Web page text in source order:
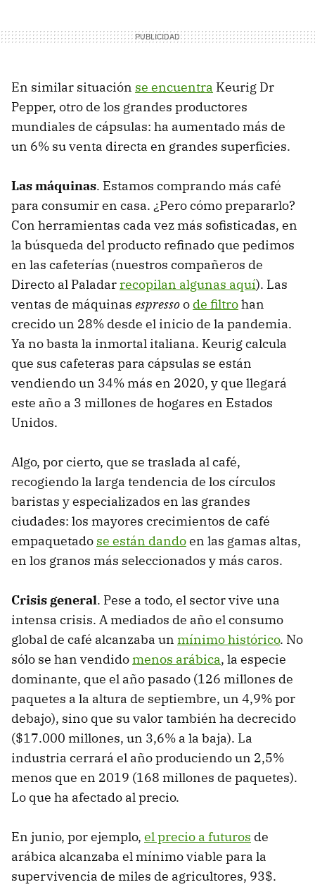
En similar situación se encuentra Keurig Dr
Pepper, otro de los grandes productores
mundiales de cápsulas: ha aumentado más de
un 6% su venta directa en grandes superficies.
Las máquinas. Estamos comprando más café
para consumir en casa. ¿Pero cómo prepararlo?
Con herramientas cada vez más sofisticadas, en
la búsqueda del producto refinado que pedimos
en las cafeterías (nuestros compañeros de
Directo al Paladarrecopilan algunas aquí). Las
ventas de máquinas espressoo de filtrohan
crecido un 28% desde el inicio de la pandemia.
Ya no basta la inmortal italiana. Keurig calcula
que sus cafeteras para cápsulas se están
vendiendo un 34% más en 2020, y que llegará
este año a 3 millones de hogares en Estados
Unidos.
Algo, por cierto, que se traslada al café,
recogiendo la larga tendencia de los círculos
baristas y especializados en las grandes
ciudades: los mayores crecimientos de café
empaquetado se están dandoen las gamas altas,
en los granos más seleccionados y más caros.
Crisis general. Pese a todo, el sector vive una
intensa crisis. A mediados de año el consumo
global de café alcanzaba un mínimo histórico. No
sólo se han vendidomenos arábica, la especie
dominante, que el año pasado (126 millones de
paquetes a la altura de septiembre, un 4,9% por
debajo), sino que su valor también ha decrecido
($17.000 millones, un 3,6% a la baja). La
industria cerrará el año produciendo un 2,5%
menos que en 2019 (168 millones de paquetes).
Lo que ha afectado al precio.
En junio, por ejemplo, el precio a futuros de
arábica alcanzaba el mínimo viable para la
supervivencia de miles de agricultores, 93$.